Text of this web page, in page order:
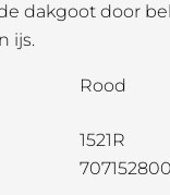
dakgoot door
ijs.
Rood
1521R